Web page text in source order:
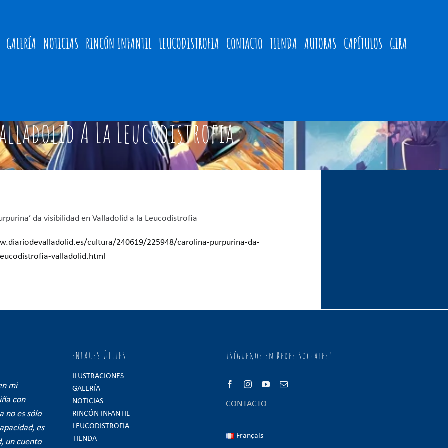
GALERÍA NOTICIAS RINCÓN INFANTIL LEUCODISTROFIA CONTACTO TIENDA AUTORAS CAPÍTULOS GIRA
A La Leucodistrofia
da visibilidad en Valladolid a la Leucodistrofia
cultura/240619/225948/carolina-purpurina-da-
valladolid.html
mi
con
no es sólo
es
un cuento
ENLACES ÚTILES
ILUSTRACIONES
GALERÍA
NOTICIAS
RINCÓN INFANTIL
LEUCODISTROFIA
TIENDA
¡Síguenos En Redes Sociales!
CONTACTO
Français